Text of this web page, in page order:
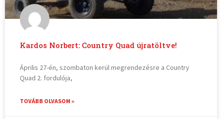
Kardos Norbert: Country Quad újratöltve!
Április 27-én, szombaton kerül megrendezésre a Country
Quad 2. fordulója,
TOVÁBB OLVASOM »